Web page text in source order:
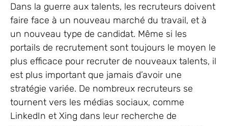
Dans la guerre aux talents, les recruteurs doivent
faire face à un nouveau marché du travail, et à
un nouveau type de candidat. Même si les
portails de recrutement sont toujours le moyen le
plus efficace pour recruter de nouveaux talents, il
est plus important que jamais d’avoir une
stratégie variée. De nombreux recruteurs se
tournent vers les médias sociaux, comme
LinkedIn et Xing dans leur recherche de